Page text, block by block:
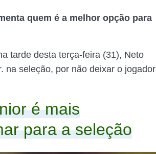
quem é a melhor opção para
tarde desta terça-feira (31), Neto
na seleção, por não deixar o jogador
é mais
para a seleção